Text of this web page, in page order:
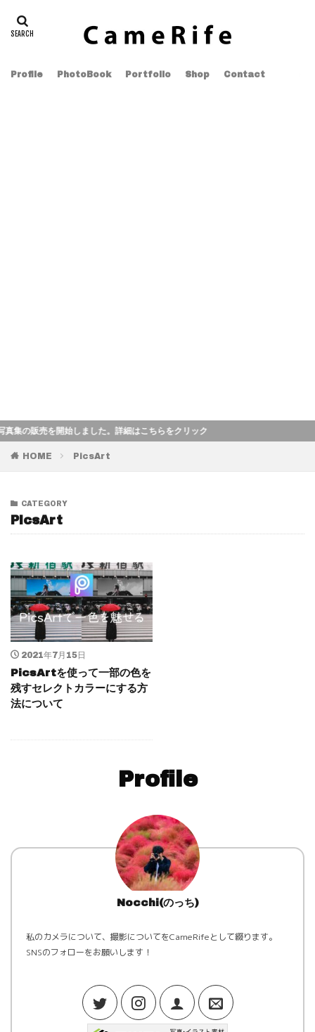
Profile PhotoBook Portfolio Shop Contact
の販売を開始しました。詳細はこちらをクリック
HOME PicsArt
CATEGORY
PicsArt
2021年7月15日
PicsArtを使って一部の色を
残すセレクトカラーにする方
法について
Profile
Nocchi(のっち)
私のカメラについて、撮影についてをCameRifeとして綴ります。
SNSのフォローをお願いします！